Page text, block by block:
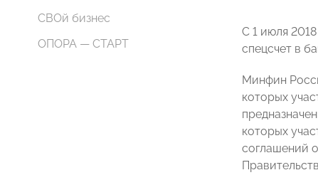
СВОй бизнес
ОПОРА — СТАРТ
С 1 июля
спецсчет в
Минфин
которых
которых
соглашений